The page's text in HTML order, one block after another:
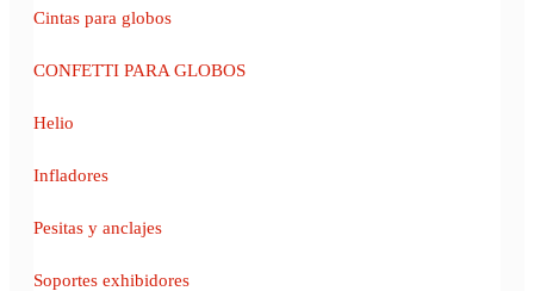
Cintas para globos
CONFETTI PARA GLOBOS
Helio
Infladores
Pesitas y anclajes
Soportes exhibidores